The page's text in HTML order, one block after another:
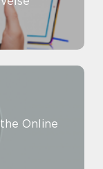
Online